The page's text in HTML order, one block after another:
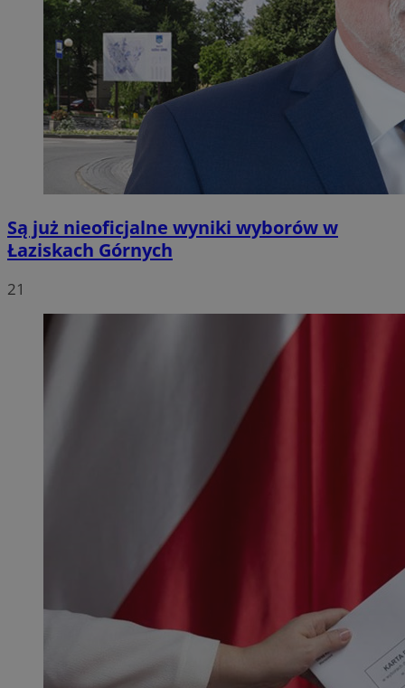
Są już nieoficjalne wyniki wyborów w
Łaziskach Górnych
21